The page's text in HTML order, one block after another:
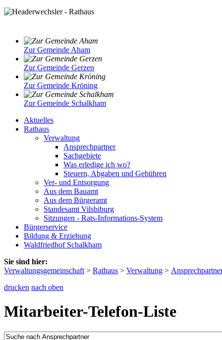
Zur Gemeinde Aham
Zur Gemeinde Gerzen
Zur Gemeinde Kröning
Zur Gemeinde Schalkham
Aktuelles
Rathaus
Verwaltung
Ansprechpartner
Sachgebiete
Was erledige ich wo?
Steuern, Abgaben und Gebühren
Ver- und Entsorgung
Aus dem Bauamt
Aus dem Bürgeramt
Standesamt Vilsbiburg
Sitzungen - Rats-Informations-System
Bürgerservice
Bildung & Erziehung
Waldfriedhof Schalkham
Sie sind hier:
Verwaltungsgemeinschaft > Rathaus > Verwaltung >
drucken nach oben
Mitarbeiter-Telefon-Liste